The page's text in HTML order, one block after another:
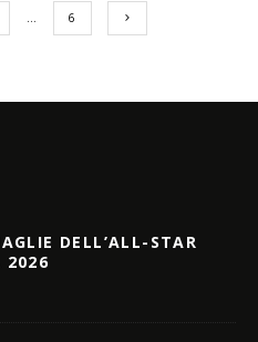
… 6
DELL’ALL-STAR
2026